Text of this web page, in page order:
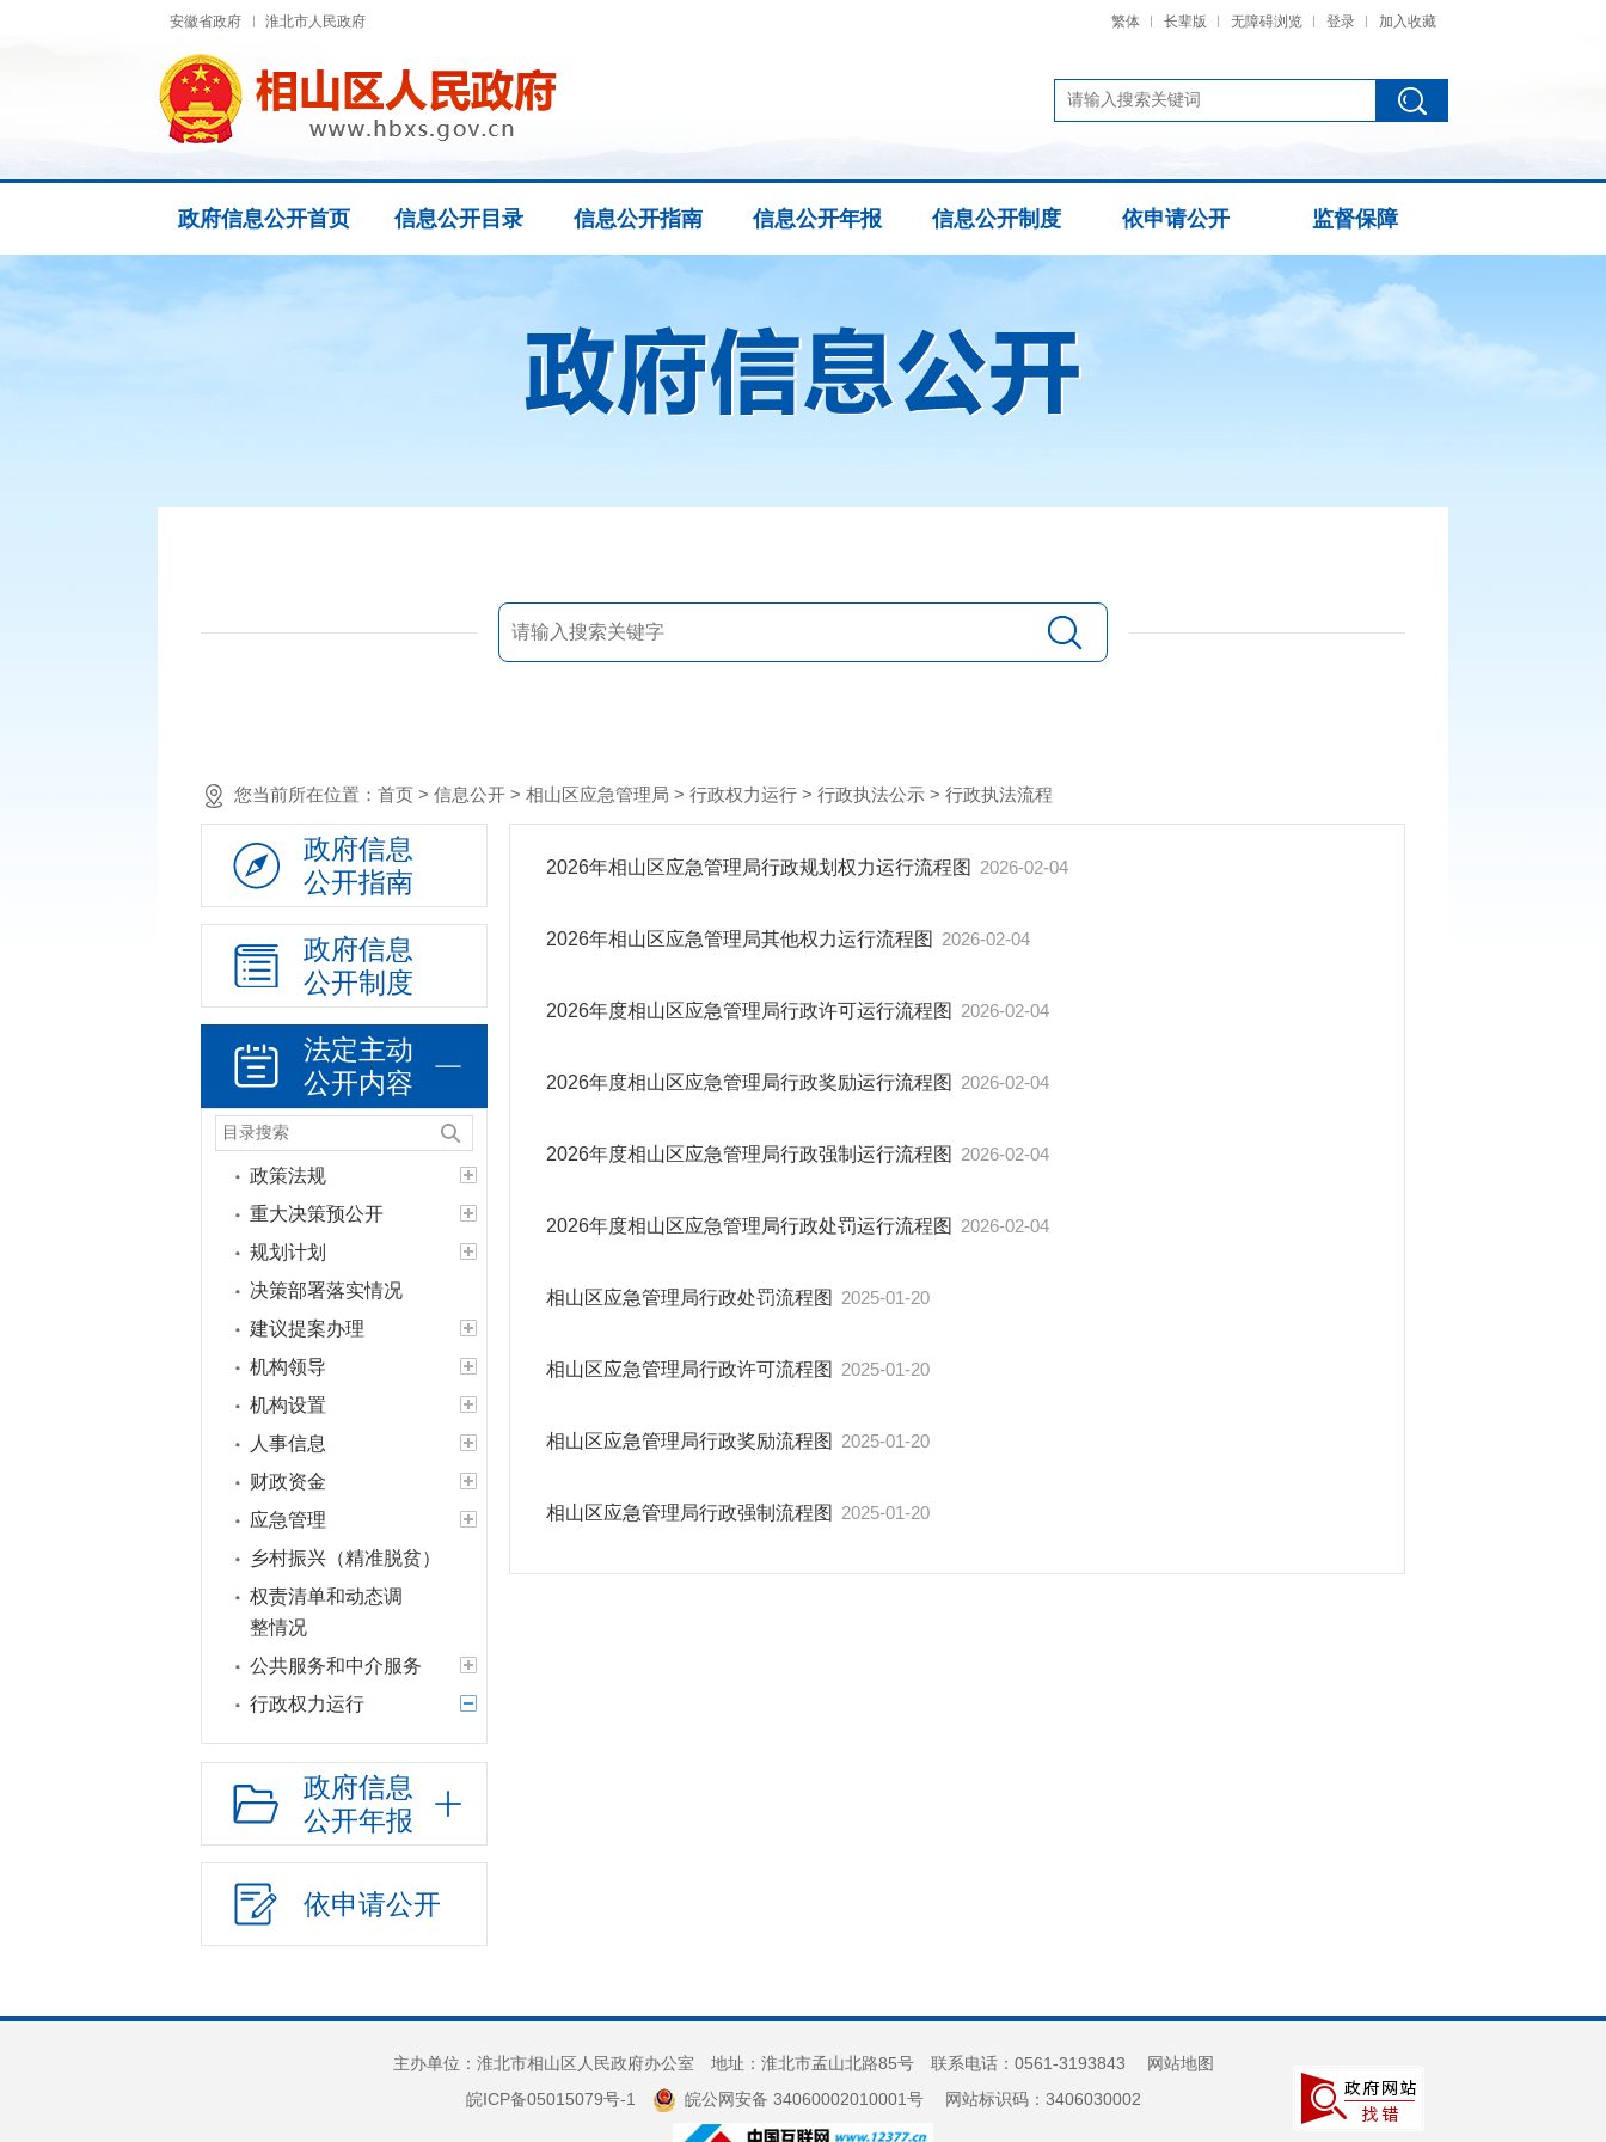
安徽省政府 淮北市人民政府 繁体 长辈版 无障碍浏览 登录 加入收藏
政府信息公开首页 信息公开目录 信息公开指南 信息公开年报 信息公开制度 依申请公开 监督保障
您当前所在位置： 首页 > 信息公开 > 相山区应急管理局 > 行政权力运行 > 行政执法公示 > 行政执法流程
政府信息
公开指南
政府信息
公开制度
法定主动
公开内容
政策法规
重大决策预公开
规划计划
决策部署落实情况
建议提案办理
机构领导
机构设置
人事信息
财政资金
应急管理
乡村振兴（精准脱贫）
权责清单和动态调
整情况
公共服务和中介服务
行政权力运行
行政权力运行结果
行政许可和行政处
罚双公示
职责权限依据
政府信息
公开年报
依申请公开
2026年相山区应急管理局行政规划权力运行流程图 2026-02-04
2026年相山区应急管理局其他权力运行流程图 2026-02-04
2026年度相山区应急管理局行政许可运行流程图 2026-02-04
2026年度相山区应急管理局行政奖励运行流程图 2026-02-04
2026年度相山区应急管理局行政强制运行流程图 2026-02-04
2026年度相山区应急管理局行政处罚运行流程图 2026-02-04
相山区应急管理局行政处罚流程图 2025-01-20
相山区应急管理局行政许可流程图 2025-01-20
相山区应急管理局行政奖励流程图 2025-01-20
相山区应急管理局行政强制流程图 2025-01-20
主办单位：淮北市相山区人民政府办公室 地址：淮北市孟山北路85号 联系电话：0561-3193843
网站地图
皖ICP备05015079号-1
皖公网安备 34060002010001号网站标识码：3406030002